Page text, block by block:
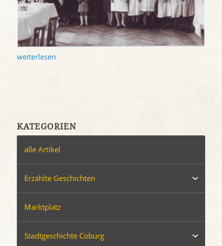
weiterlesen
KATEGORIEN
alle Artikel
Erzählte Geschichten
Marktplatz
Stadtgeschichte Coburg